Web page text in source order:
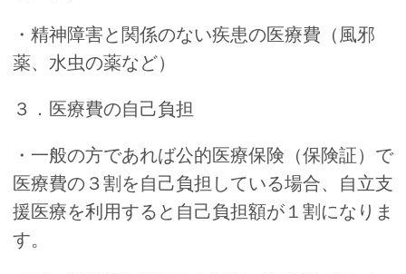
・精神障害と関係のない疾患の医療費（風邪
薬、水虫の薬など）
３．医療費の自己負担
・一般の方であれば公的医療保険（保険証）で
医療費の３割を自己負担している場合、自立支
援医療を利用すると自己負担額が１割になりま
す。